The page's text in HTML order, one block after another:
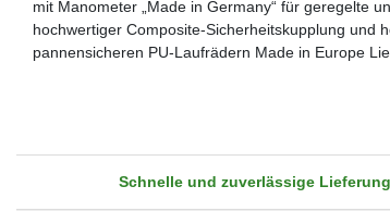
mit Manometer „Made in Germany“ für geregelte
hochwertiger Composite-Sicherheitskupplung und
pannensicheren PU-Laufrädern Made in Europe
Schnelle und zuverlässige Lieferung